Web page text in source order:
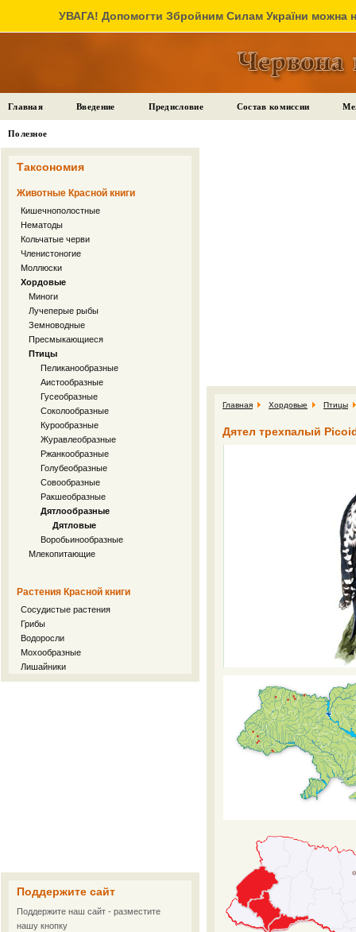
УВАГА! Допомогти Збройним Силам України можна
Главная Введение Предисловие Состав комиссии
Полезное
Таксономия
Животные Красной книги
Кишечнополостные
Нематоды
Кольчатые черви
Членистоногие
Моллюски
Хордовые
Миноги
Лучеперые рыбы
Земноводные
Пресмыкающиеся
Птицы
Пеликанообразные
Аистообразные
Гусеобразные
Соколообразные
Курообразные
Журавлеобразные
Ржанкообразные
Голубеобразные
Совообразные
Ракшеобразные
Дятлообразные
Дятловые
Воробьинообразные
Млекопитающие
Растения Красной книги
Сосудистые растения
Грибы
Водоросли
Мохообразные
Лишайники
Поддержите сайт
Поддержите наш сайт - разместите
нашу кнопку
Главная Хордовые Птицы
Дятел трехпалый